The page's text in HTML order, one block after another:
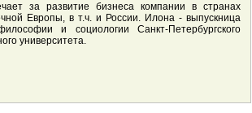
за развитие бизнеса компании в странах
Европы, в т.ч. и России. Илона - выпускница
и социологии Санкт-Петербургского
университета.